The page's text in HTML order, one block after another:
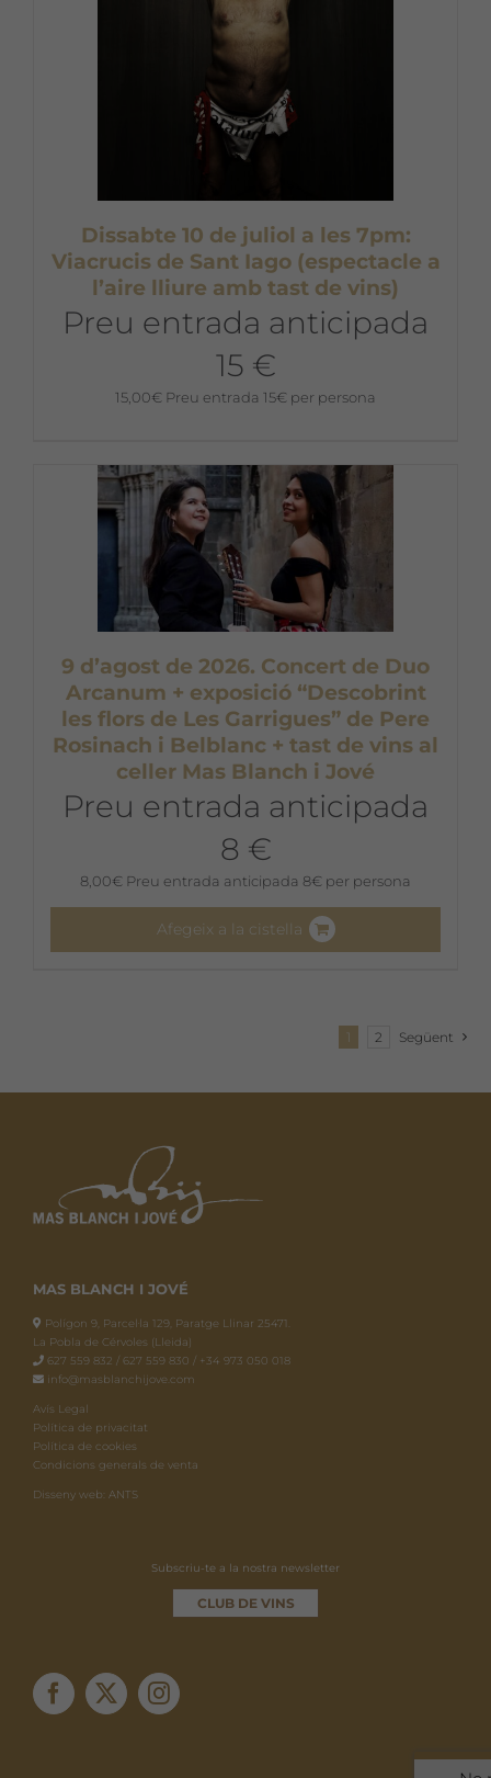
Dissabte 10 de juliol a les 7pm:
Viacrucis de Sant Iago (espectacle a
l’aire lliure amb tast de vins)
Preu entrada anticipada
15 €
15,00€ Preu entrada 15€ per persona
9 d’agost de 2026. Concert de Duo
Arcanum + exposició “Descobrint
les flors de Les Garrigues” de Pere
Rosinach i Belblanc + tast de vins al
celler Mas Blanch i Jové
Preu entrada anticipada
8 €
8,00€ Preu entrada anticipada 8€ per persona
Afegeix a la cistella
1 2 Següent
MAS BLANCH I JOVÉ
Polígon 9, Parcel·la 129, Paratge Llinar 25471.
La Pobla de Cérvoles (Lleida)
627 559 832 / 627 559 830 / +34 973 050 018
info@masblanchijove.com
Avís Legal
Política de privacitat
Política de cookies
Condicions generals de venta
Disseny web: ANTS
Subscriu-te a la nostra newsletter
CLUB DE VINS